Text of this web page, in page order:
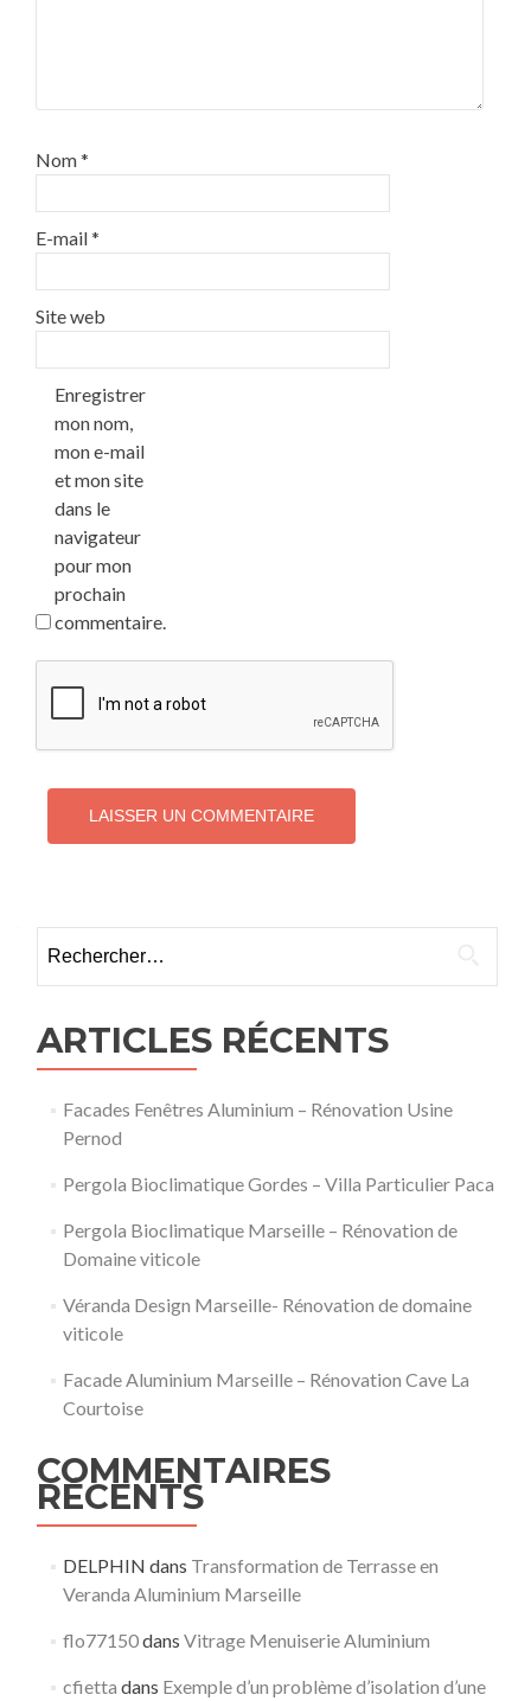
Nom*
E-mail*
Site web
Enregistrer
mon nom,
mon e-mail
et mon site
dans le
navigateur
pour mon
prochain
commentaire.
ARTICLES RÉCENTS
Facades Fenêtres Aluminium – Rénovation Usine
Pernod
Pergola Bioclimatique Gordes – Villa Particulier Paca
Pergola Bioclimatique Marseille – Rénovation de
Domaine viticole
Véranda Design Marseille- Rénovation de domaine
viticole
Facade Aluminium Marseille – Rénovation Cave La
Courtoise
COMMENTAIRES
RÉCENTS
DELPHIN dans Transformation de Terrasse en
Veranda Aluminium Marseille
flo77150dans Vitrage Menuiserie Aluminium
cfietta dans Exemple d’un problème d’isolation d’une